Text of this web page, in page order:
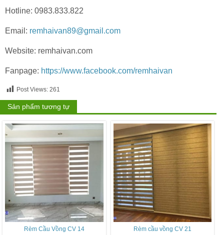
Hotline: 0983.833.822
Email: remhaivan89@gmail.com
Website: remhaivan.com
Fanpage: https://www.facebook.com/remhaivan
Post Views: 261
Sản phẩm tương tự
Rèm Cầu Vồng CV 14 Rèm cầu vồng CV 21